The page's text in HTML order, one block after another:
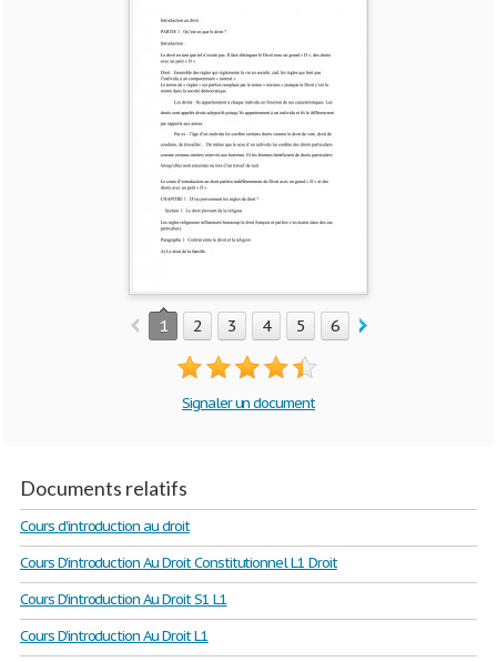
1 2 3 4 5 6 7
Signaler un document
Documents relatifs
Cours d'introduction au droit
Cours D'introduction Au Droit Constitutionnel L1 Droit
Cours D'introduction Au Droit S1 L1
Cours D'introduction Au Droit L1